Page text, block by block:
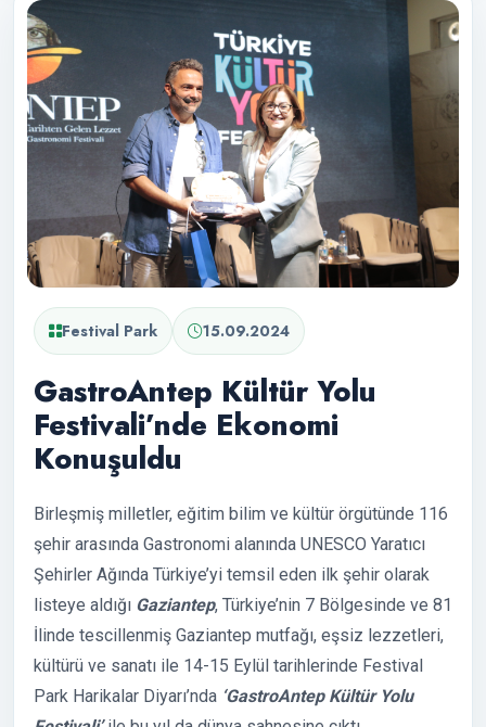
Festival Park 15.09.2024
GastroAntep Kültür Yolu
Festivali’nde Ekonomi
Konuşuldu
Birleşmiş milletler, eğitim bilim ve kültür örgütünde 116
şehir arasında Gastronomi alanında UNESCO Yaratıcı
Şehirler Ağında Türkiye’yi temsil eden ilk şehir olarak
listeye aldığı Gaziantep, Türkiye’nin 7 Bölgesinde ve 81
İlinde tescillenmiş Gaziantep mutfağı, eşsiz lezzetleri,
kültürü ve sanatı ile 14-15 Eylül tarihlerinde Festival
Park Harikalar Diyarı’nda ‘GastroAntep Kültür Yolu